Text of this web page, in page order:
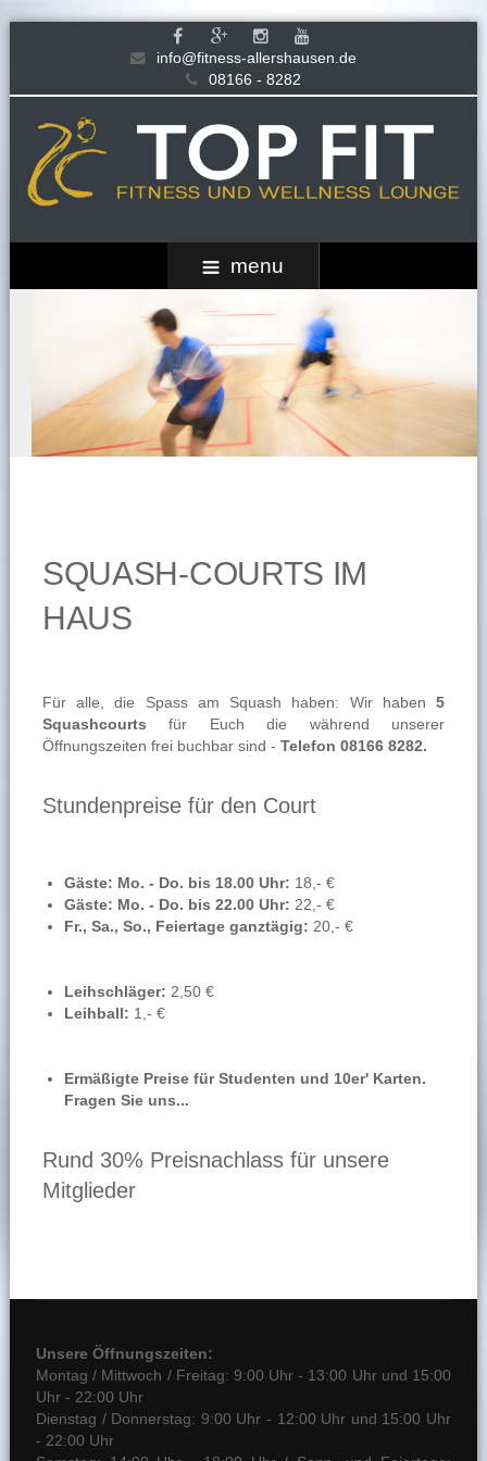
info@fitness-allershausen.de
08166 - 8282
menu
SQUASH-COURTS IM
HAUS
Für alle, die Spass am Squash haben: Wir haben5
Squashcourts für Euch die während unserer
Öffnungszeiten frei buchbar sind - Telefon 08166 8282.
Stundenpreise für den Court
Gäste: Mo. - Do. bis 18.00 Uhr: 18,- €
Gäste: Mo. - Do. bis 22.00 Uhr: 22,- €
Fr., Sa., So., Feiertage ganztägig: 20,- €
Leihschläger: 2,50 €
Leihball: 1,- €
Ermäßigte Preise für Studenten und 10er' Karten.
Fragen Sie uns...
Rund 30% Preisnachlass für unsere
Mitglieder
Unsere Öffnungszeiten:
Montag / Mittwoch / Freitag: 9:00 Uhr - 13:00 Uhr und 15:00
Uhr - 22:00 Uhr
Dienstag / Donnerstag: 9:00 Uhr - 12:00 Uhr und 15:00 Uhr
- 22:00 Uhr